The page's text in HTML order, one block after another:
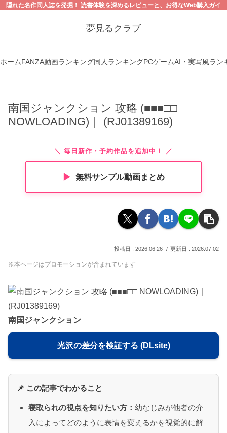
隠れた名作同人誌を発掘！ 読書体験を深めるレビューと、お得なWeb購入ガイ
夢見るクラブ
ホームFANZA動画ランキング同人ランキングPCゲームAI・実写風ラン
南国ジャンクション 攻略 (■■■□□
NOWLOADING)｜ (RJ01389169)
＼ 毎日新作・予約作品を追加中！ ／
▶︎ 無料サンプル動画まとめ
2026.06.26 2026.07.02
※本ページはプロモーションが含まれています
南国ジャンクション
光沢の差分を検証する (DLsite)
📌 この記事でわかること
寝取られの視点を知りたい方：幼なじみが他者の介
入によってどのように表情を変えるかを視覚的に解